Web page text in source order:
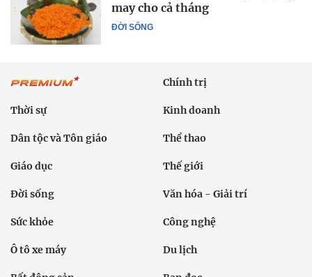
ĐỜI SỐNG
may cho cả tháng
Chính trị
Thời sự Kinh doanh
Dân tộc và Tôn giáo Thể thao
Giáo dục Thế giới
Đời sống Văn hóa - Giải trí
Sức khỏe Công nghệ
Ô tô xe máy Du lịch